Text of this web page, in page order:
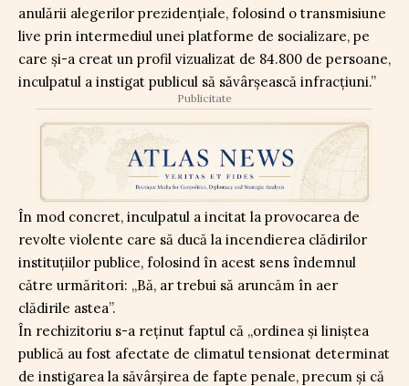
anulării alegerilor prezidențiale, folosind o transmisiune
live prin intermediul unei platforme de socializare, pe
care și-a creat un profil vizualizat de 84.800 de persoane,
inculpatul a instigat publicul să săvârșească infracțiuni.”
Publicitate
În mod concret, inculpatul a incitat la provocarea de
revolte violente care să ducă la incendierea clădirilor
instituțiilor publice, folosind în acest sens îndemnul
către urmăritori: „Bă, ar trebui să aruncăm în aer
clădirile astea”.
În rechizitoriu s-a reținut faptul că „ordinea și liniștea
publică au fost afectate de climatul tensionat determinat
de instigarea la săvârșirea de fapte penale, precum și că